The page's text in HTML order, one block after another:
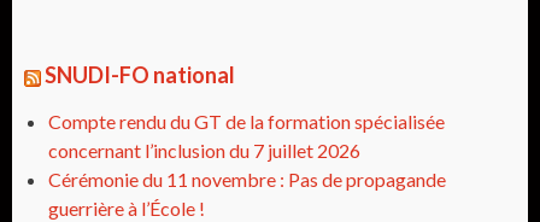
SNUDI-FO national
Compte rendu du GT de la formation spécialisée
concernant l’inclusion du 7 juillet 2026
Cérémonie du 11 novembre : Pas de propagande
guerrière à l’École !